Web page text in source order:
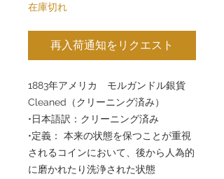
在庫切れ
再入荷通知をリクエスト
1883年アメリカ モルガンドル銀貨
Cleaned（クリーニング済み）
•日本語訳：クリーニング済み
•定義： 本来の状態を保つことが重視
されるコインにおいて、後から人為的
に磨かれたり洗浄された状態